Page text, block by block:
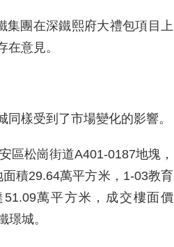
集團在深鐵熙府大禮包項目上
意見。
樣受到了市場變化的影響。
區松崗街道A401-0187地塊，
積29.64萬平方米，1-03教育
萬平方米，成交樓面價
璟城。